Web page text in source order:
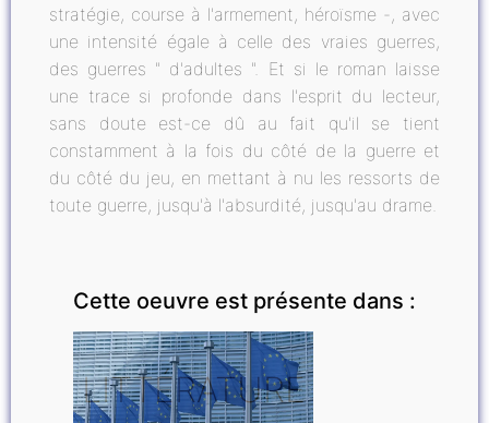
stratégie, course à l'armement, héroïsme -, avec
une intensité égale à celle des vraies guerres,
des guerres " d'adultes ". Et si le roman laisse
une trace si profonde dans l'esprit du lecteur,
sans doute est-ce dû au fait qu'il se tient
constamment à la fois du côté de la guerre et
du côté du jeu, en mettant à nu les ressorts de
toute guerre, jusqu'à l'absurdité, jusqu'au drame.
Cette oeuvre est présente dans :
LITTÉRATURE